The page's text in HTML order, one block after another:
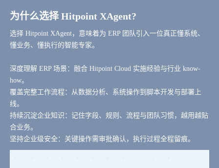
为什么选择 Hitpoint XAgent?
选择 Hitpoint XAgent，意味着为 ERP 团队引入一位真正懂系统、
懂业务、懂执行的智能专家。
深度理解 ERP 场景：融合 Hitpoint Cloud 实施经验与行业 know-
how。
覆盖完整工作流程：从数据分析、系统操作到脚本开发与部署上
线。
持续沉淀企业知识：记住字段、规则、流程与团队习惯，越用越贴
合业务。
坚持企业级安全：关键操作需审批确认，执行过程全程留痕。